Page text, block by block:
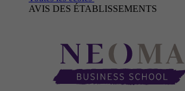
AVIS DES ÉTABLISSEMENTS